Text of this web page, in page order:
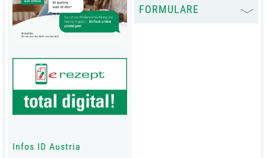
Infos ID Austria
FORMULARE